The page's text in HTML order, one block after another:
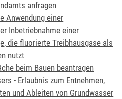
anfragen
Anwendung einer
Inbetriebnahme einer
die fluorierte Treibhausgase als
nutzt
beim Bauen beantragen
- Erlaubnis zum Entnehmen,
und Ableiten von Grundwasser